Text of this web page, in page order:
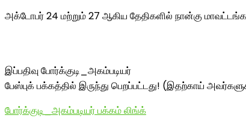
அக்டோபர் 24 மற்றும் 27 ஆகிய தேதிகளில் நான்கு
இப்பதிவு போர்க்குடி_அகம்படியர்
பேஸ்புக் பக்கத்தில் இருந்து பெறப்பட்டது! (இதற்காய்
போர்க்குடி_அகம்படியர் பக்கம் லிங்க்